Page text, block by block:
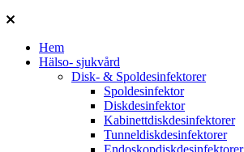
Hem
Hälso- sjukvård
Disk- & Spoldesinfektorer
Spoldesinfektor
Diskdesinfektor
Kabinettdiskdesinfektorer
Tunneldiskdesinfektorer
Endoskopdiskdesinfektorer